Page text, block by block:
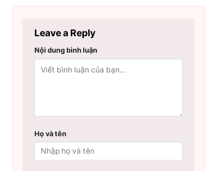
Leave a Reply
Nội dung bình luận
Họ và tên